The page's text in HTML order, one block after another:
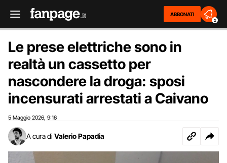
ABBONATI
2
Le prese elettriche sono in
realtà un cassetto per
nascondere la droga: sposi
incensurati arrestati a Caivano
5 Maggio 2026 9:16
A cura di Valerio Papadia